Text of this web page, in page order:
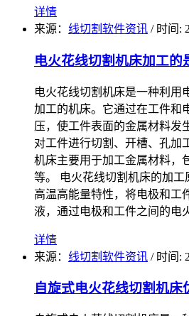
详情
来源： 线切割软件资讯 / 时间:
电火花线切割机床加工的
电火花线切割机床是一种利用
加工的机床。它通过在工件和
压，使工件表面的金属材料发
对工件进行切割、开槽、孔加
机床主要用于加工金属材料，
等。 电火花线切割机床的加
高温高能量特性，将电极和工
液，通过电极和工件之间的电
详情
来源： 线切割软件资讯 / 时间:
自旋式电火花线切割机床